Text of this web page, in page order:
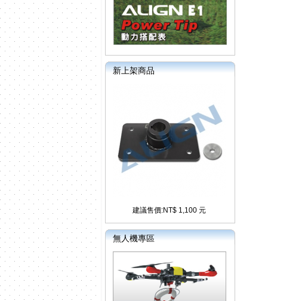
新上架商品
建議售價:NT$ 1,100 元
無人機專區